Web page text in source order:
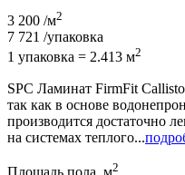
3 200 /м2
7 721 /упаковка
1 упаковка = 2.413 м2
SPC Ламинат FirmFit
так как в основе
производится достаточно
на системах теплого...
Площадь пола, м2